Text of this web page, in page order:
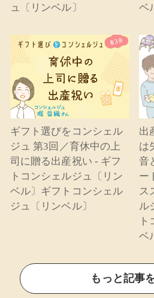
ュ〔リンベル〕
ベ
ギフト選びをコンシェル
ジュ 第3回／育休中の上
司に贈る出産祝い - ギフ
トコンシェルジュ〔リン
ベル〕ギフトコンシェル
ジュ〔リンベル〕
出
は
音
ー
ス
ル
ベ
もっと記事